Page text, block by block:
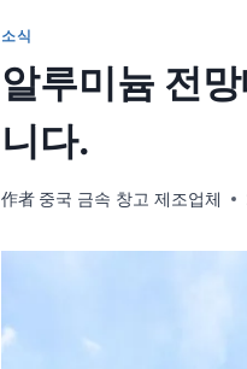
소식
알루미늄 전
니다.
作者 중국 금속 창고 제조업체